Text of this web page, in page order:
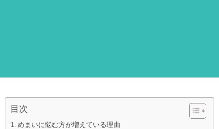
目次
めまいに悩む方が増えている理由